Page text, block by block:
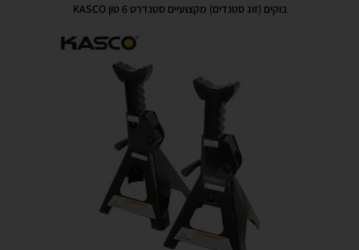
בוקים (זוג סטנדים) מקצועיים סטנדרט 6 טון KASCO